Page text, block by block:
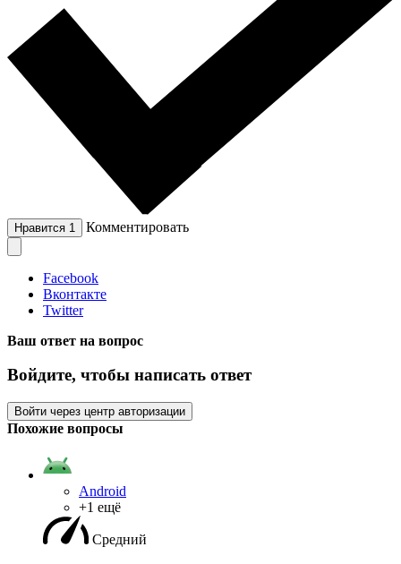
Нравится 1 Комментировать
Facebook
Вконтакте
Twitter
Ваш ответ на вопрос
Войдите, чтобы написать ответ
Войти через центр авторизации
Похожие вопросы
Android
+1 ещё
Средний